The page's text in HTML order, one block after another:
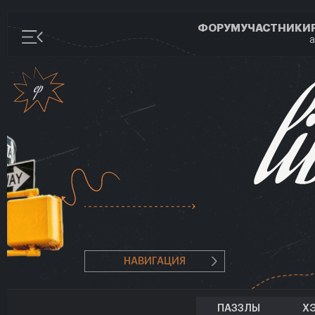
ФОРУМУЧАСТНИКИ
НАВИГАЦИЯ
ПАЗЗЛЫ